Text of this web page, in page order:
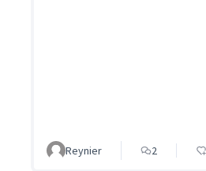
Reynier 2